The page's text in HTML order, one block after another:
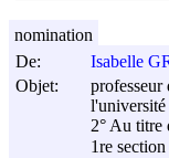
De:
Isabelle
Objet:
professeur
2° Au titre
1re section
nomination